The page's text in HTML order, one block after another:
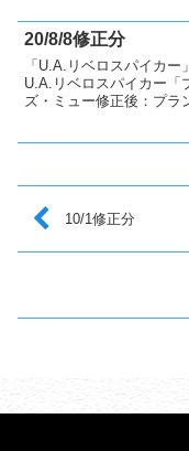
20/8/8修正分
「U.A.リベロスパイカ
U.A.リベロスパイカー「
ズ・ミュー修正後：プラ
10/1修正分